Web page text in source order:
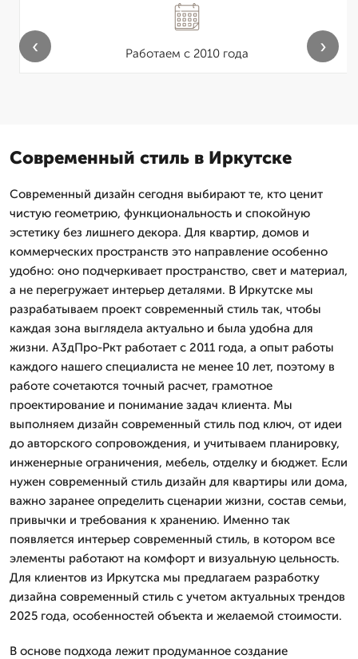
Работаем с 2010 года
‹ ›
Современный стиль в Иркутске
Современный дизайн сегодня выбирают те, кто ценит
чистую геометрию, функциональность и спокойную
эстетику без лишнего декора. Для квартир, домов и
коммерческих пространств это направление особенно
удобно: оно подчеркивает пространство, свет и материал,
а не перегружает интерьер деталями. В Иркутске мы
разрабатываем проект современный стиль так, чтобы
каждая зона выглядела актуально и была удобна для
жизни. А3дПро-Ркт работает с 2011 года, а опыт работы
каждого нашего специалиста не менее 10 лет, поэтому в
работе сочетаются точный расчет, грамотное
проектирование и понимание задач клиента. Мы
выполняем дизайн современный стиль под ключ, от идеи
до авторского сопровождения, и учитываем планировку,
инженерные ограничения, мебель, отделку и бюджет. Если
нужен современный стиль дизайн для квартиры или дома,
важно заранее определить сценарии жизни, состав семьи,
привычки и требования к хранению. Именно так
появляется интерьер современный стиль, в котором все
элементы работают на комфорт и визуальную цельность.
Для клиентов из Иркутска мы предлагаем разработку
дизайна современный стиль с учетом актуальных трендов
2025 года, особенностей объекта и желаемой стоимости.
В основе подхода лежит продуманное создание